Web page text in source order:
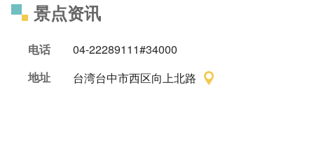
景点资讯
电话
04-22289111#34000
地址
台湾台中市西区向上北路